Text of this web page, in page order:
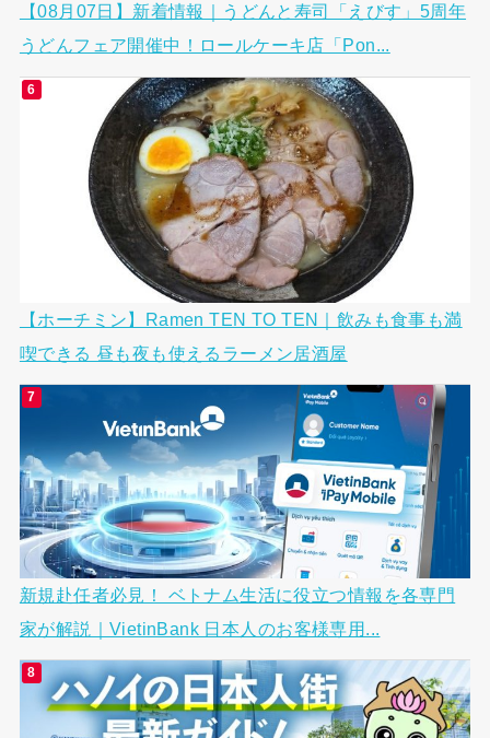
【08月07日】新着情報｜うどんと寿司「えびす」5周年
うどんフェア開催中！ロールケーキ店「Pon...
【ホーチミン】Ramen TEN TO TEN｜飲みも食事も満
喫できる 昼も夜も使えるラーメン居酒屋
新規赴任者必見！ ベトナム生活に役立つ情報を各専門
家が解説｜VietinBank 日本人のお客様専用...